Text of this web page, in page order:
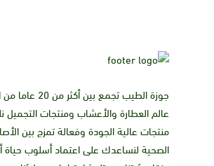
جوزة الطيب تجمع بين
عالم العطارة والأعشاب ومنتجات التجميل
منتجات عالية الجودة وفعالة تمزج بين
الصحية لنساعدك على اعتماد أسلوب حياة